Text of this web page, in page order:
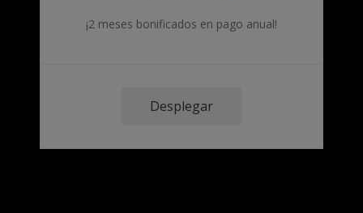
¡2 meses bonificados en pago anual!
Desplegar